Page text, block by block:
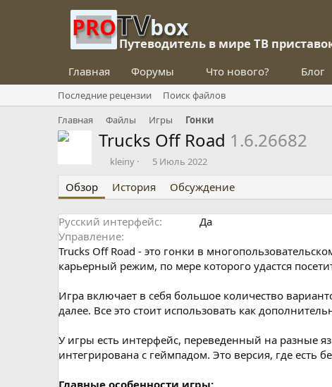
PROTVbox
Путеводитель в мире ТВ
Главная Форумы Что нового? Блог
Последние рецензии
Поиск файлов
Главная
Файлы Игры Гонки
Trucks Off Road 1.6.26682
О
у
б
л
и
к
о
в
kleiny
Д
т
а
с
о
д
а
н
я
5 Июль 2022
Обзор История Обсуждение
Русский интерфейс
Да
Управление
Trucks Off Road - это гонки в
карьерный режим, по мере которого удастся
Игра включает в себя большое количество
далее. Все это стоит использовать как
У игры есть интерфейс, переведенный на разные
интегрирована с геймпадом. Это версия, где есть